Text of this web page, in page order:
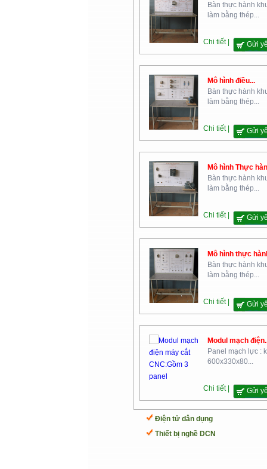
Bàn thực hành
làm bằng thép...
Chi tiết | Gửi
Mô hình điều...
Bàn thực hành
làm bằng thép...
Chi tiết | Gửi
Mô hình Thực
Bàn thực hành
làm bằng thép...
Chi tiết | Gửi
Mô hình thực
Bàn thực hành
làm bằng thép...
Chi tiết | Gửi
Modul mạch
Panel mạch lực :
600x330x80...
Chi tiết | Gửi
Điện tử dân dụng
Thiết bị nghề DCN